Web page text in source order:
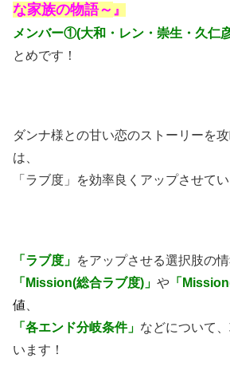
な家族の物語～ 』
メンバー①(大和・レン・崇生・久仁
とめです！
ダンナ様との甘い恋のストーリーを
は、
「ラブ度」を効率良くアップさせて
「ラブ度」 をアップさせる選択肢の情
「Mission(総合ラブ度)」 や 「
値
「各エンド分岐条件」 などについて
います！